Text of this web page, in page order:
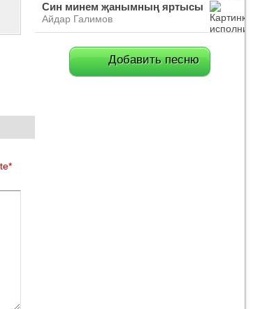
Син минем җанымның яртысы
Айдар Галимов
Добавить песню